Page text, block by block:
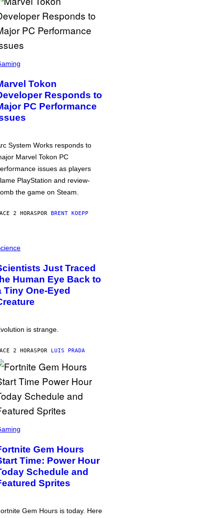
Tokon
Responds to
PC Performance
System Works responds to
Marvel Tokon PC
issues as players
PlayStation and review-
the game on Steam.
2 HORASPOR BRENT KOEPP
Just Traced
Human Eye Back to
Tiny One-Eyed
is strange.
2 HORASPOR LUIS PRADA
Gem Hours
Time: Power Hour
Schedule and
Sprites
Gem Hours is today. Here